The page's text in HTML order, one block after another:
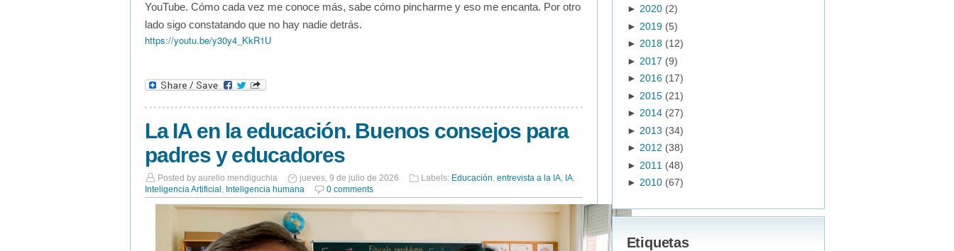
YouTube. Cómo cada vez me conoce más, sabe cómo pincharme y eso me encanta. Por otro
lado sigo constatando que no hay nadie detrás.
https://youtu.be/y30y4_KkR1U
La IA en la educación. Buenos consejos para
padres y educadores
Posted by aurelio mendiguchia jueves, 9 de julio de 2026 Labels: Educación, entrevista a la IA, IA,
Inteligencia Artificial , Inteligencia humana 0 comments
► 2020 (2)
► 2019 (5)
► 2018 (12)
► 2017 (9)
► 2016 (17)
► 2015 (21)
► 2014 (27)
► 2013 (34)
► 2012 (38)
► 2011 (48)
► 2010 (67)
Etiquetas